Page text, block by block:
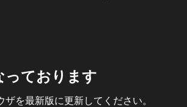
っております
を最新版に更新してください。